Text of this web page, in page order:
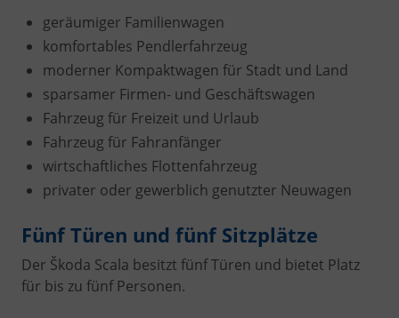
geräumiger Familienwagen
komfortables Pendlerfahrzeug
moderner Kompaktwagen für Stadt und Land
sparsamer Firmen- und Geschäftswagen
Fahrzeug für Freizeit und Urlaub
Fahrzeug für Fahranfänger
wirtschaftliches Flottenfahrzeug
privater oder gewerblich genutzter Neuwagen
Fünf Türen und fünf Sitzplätze
Der Škoda Scala besitzt fünf Türen und bietet Platz
für bis zu fünf Personen.